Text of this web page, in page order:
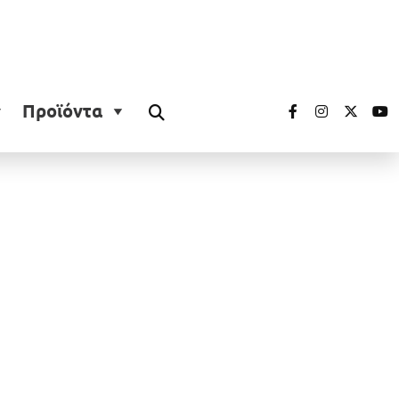
Προϊόντα